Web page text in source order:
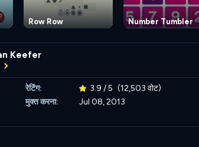
Row Row Number Tumbler
Keefer
रेटिंग: 3.9 / 5 (12,503 वोट)
मुक्त करना:
Jul 08, 2013